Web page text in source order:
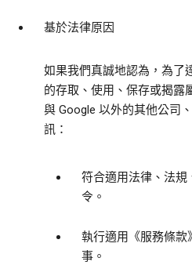
基於法律原因
如果我們真誠地認為，為了
的存取、使用、保存或揭露
與 Google 以外的其他公司
訊：
符合適用法律、法規
令。
執行適用《服務條款
事。